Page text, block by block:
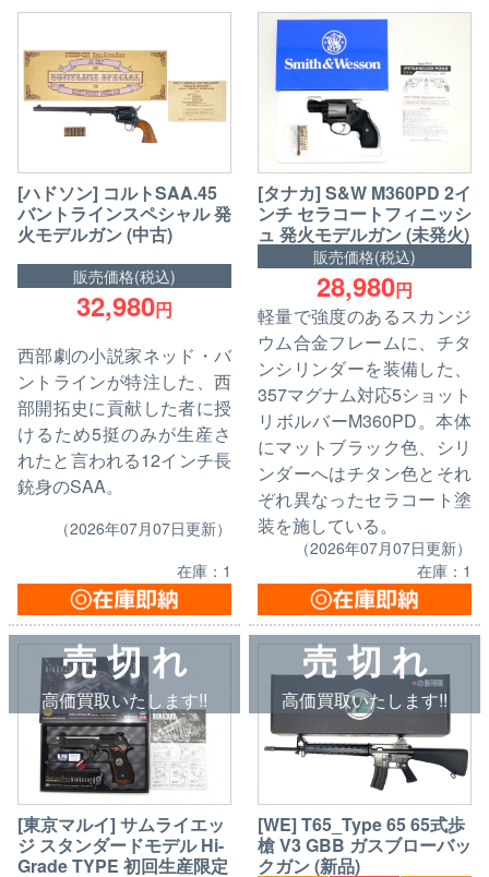
[ハドソン] コルトSAA.45
バントラインスペシャル 発
火モデルガン (中古)
販売価格(税込)
32,980円
西部劇の小説家ネッド・バ
ントラインが特注した、西
部開拓史に貢献した者に授
けるため5挺のみが生産さ
れたと言われる12インチ長
銃身のSAA。
（2026年07月07日更新）
在庫：1
[タナカ] S&W M360PD 2イ
ンチ セラコートフィニッシ
ュ 発火モデルガン (未発火)
販売価格(税込)
28,980円
軽量で強度のあるスカンジ
ウム合金フレームに、チタ
ンシリンダーを装備した、
357マグナム対応5ショット
リボルバーM360PD。本体
にマットブラック色、シリ
ンダーへはチタン色とそれ
ぞれ異なったセラコート塗
装を施している。
（2026年07月07日更新）
在庫：1
売 切 れ
高価買取いたします!!
[東京マルイ] サムライエッ
ジ スタンダードモデル Hi-
Grade TYPE 初回生産限定
売 切 れ
高価買取いたします!!
[WE] T65_Type 65 65式歩
槍 V3 GBB ガスブローバッ
クガン (新品)